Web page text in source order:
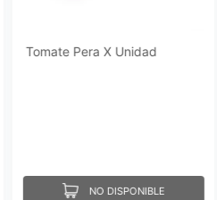
Tomate Pera X Unidad
NO DISPONIBLE